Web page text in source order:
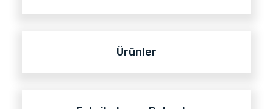
Ürünler